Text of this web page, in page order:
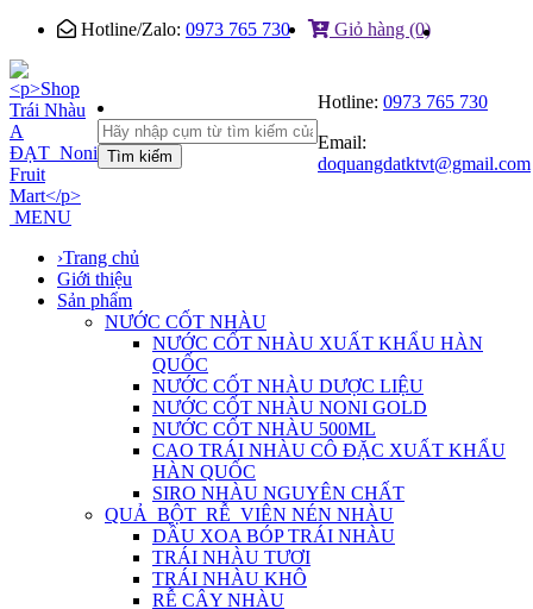
Hotline/Zalo: 0973 765 730 Giỏ hàng (0)
Tìm kiếm
Hotline: 0973 765 730
Email:
doquangdatktvt@gmail.com
MENU
›Trang chủ
Giới thiệu
Sản phẩm
NƯỚC CỐT NHÀU
NƯỚC CỐT NHÀU XUẤT KHẨU HÀN
QUỐC
NƯỚC CỐT NHÀU DƯỢC LIỆU
NƯỚC CỐT NHÀU NONI GOLD
NƯỚC CỐT NHÀU 500ML
CAO TRÁI NHÀU CÔ ĐẶC XUẤT KHẨU
HÀN QUỐC
SIRO NHÀU NGUYÊN CHẤT
QUẢ_BỘT_RỄ_VIÊN NÉN NHÀU
DẦU XOA BÓP TRÁI NHÀU
TRÁI NHÀU TƯƠI
TRÁI NHÀU KHÔ
RỄ CÂY NHÀU